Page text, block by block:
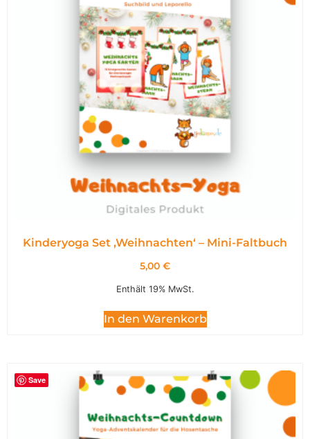
Kinderyoga Set ,Weihnachten‘ – Mini-Faltbuch
5,00 €
Enthält 19% MwSt.
In den Warenkorb
Save